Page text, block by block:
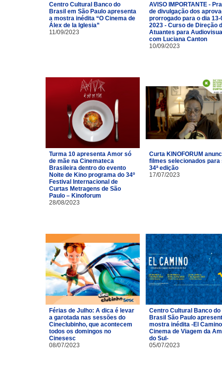
Centro Cultural Banco do
Brasil em São Paulo apresenta
a mostra inédita “O Cinema de
Álex de la Iglesia”
11/09/2023
AVISO IMPORTANTE -
de divulgação dos
prorrogado para o dia 13-
2023 - Curso de Direção
Atuantes para
com Luciana Canton
10/09/2023
Turma 10 apresenta Amor só
de mãe na Cinemateca
Brasileira dentro do evento
Noite de Kino programa do 34º
Festival Internacional de
Curtas Metragens de São
Paulo – Kinoforum
28/08/2023
Curta KINOFORUM
filmes selecionados para
34ª edição
17/07/2023
Férias de Julho: A dica é levar
a garotada nas sessões do
Cineclubinho, que acontecem
todos os domingos no
Cinesesc
08/07/2023
Centro Cultural Banco do
Brasil São Paulo
mostra inédita -El
Cinema de Viagem da
do Sul-
05/07/2023